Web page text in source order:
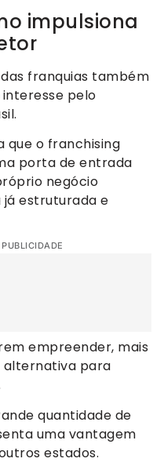
impulsiona
franquias também
pelo
o franchising
porta de entrada
negócio
estruturada e
empreender, mais
alternativa para
quantidade de
uma vantagem
estados.